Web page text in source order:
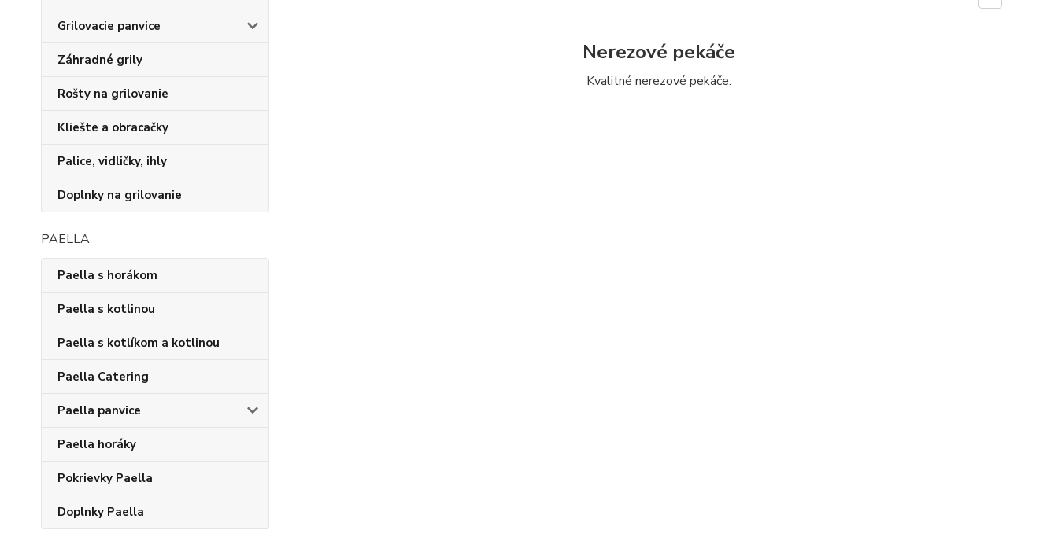
Grilovacie panvice
Záhradné grily
Rošty na grilovanie
Kliešte a obracačky
Palice, vidličky, ihly
Doplnky na grilovanie
PAELLA
Paella s horákom
Paella s kotlinou
Paella s kotlíkom a kotlinou
Paella Catering
Paella panvice
Paella horáky
Pokrievky Paella
Doplnky Paella
Nerezové pekáče
Kvalitné nerezové pekáče.